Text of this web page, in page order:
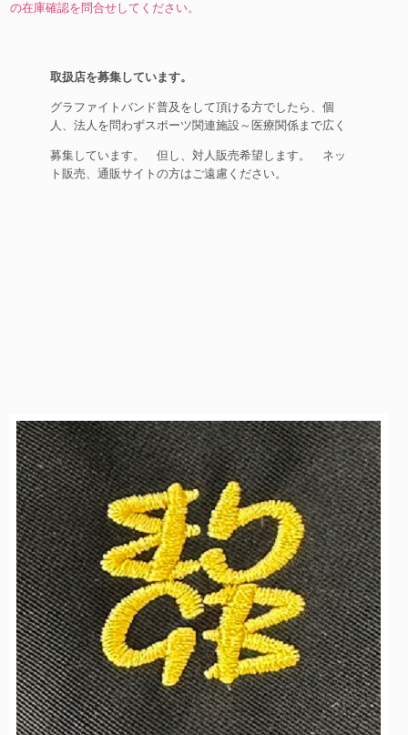
の在庫確認を問合せしてください。
取扱店を募集しています。
グラファイトバンド普及をして頂ける方でしたら、個
人、法人を問わずスポーツ関連施設～医療関係まで広く
募集しています。 但し、対人販売希望します。 ネッ
ト販売、通販サイトの方はご遠慮ください。